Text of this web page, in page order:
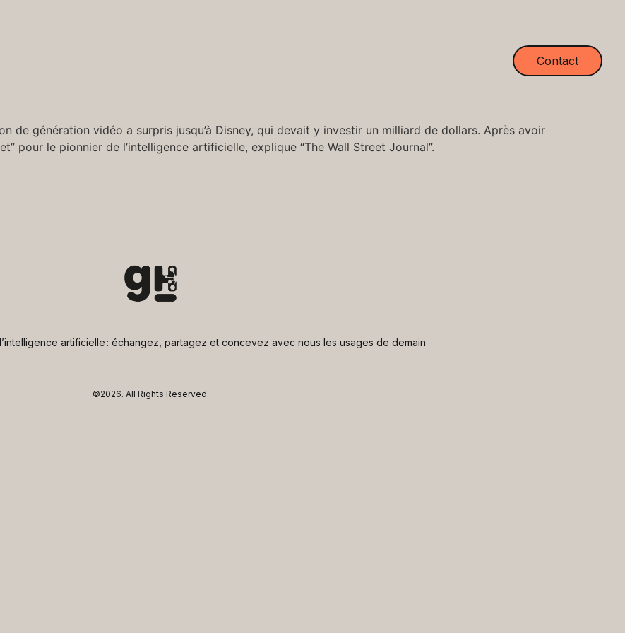
Contact
de génération vidéo a surpris jusqu’à Disney, qui devait y investir un milliard de dollars. Après avoir
pour le pionnier de l’intelligence artificielle, explique “The Wall Street Journal”.
artificielle : échangez, partagez et concevez avec nous les usages de demain
©2026. All Rights Reserved.